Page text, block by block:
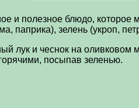
и полезное блюдо,
паприка), зелень (укроп,
лук и чеснок на
посыпав зеленью.